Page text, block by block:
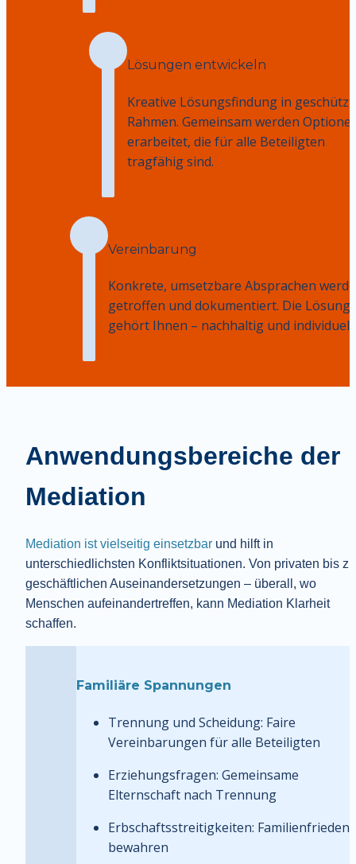
Lösungen entwickeln
Kreative Lösungsfindung in
Rahmen. Gemeinsam werden
erarbeitet, die für alle Beteiligten
tragfähig sind.
Vereinbarung
Konkrete, umsetzbare Absprachen
getroffen und dokumentiert. Die Lösung
gehört Ihnen – nachhaltig und individuell.
Anwendungsbereiche der
Mediation
Mediation ist vielseitig einsetzbar und hilft in
unterschiedlichsten Konfliktsituationen. Von privaten bis zu
geschäftlichen Auseinandersetzungen – überall, wo
Menschen aufeinandertreffen, kann Mediation Klarheit
schaffen.
Familiäre Spannungen
Trennung und Scheidung: Faire
Vereinbarungen für alle Beteiligten
Erziehungsfragen: Gemeinsame
Elternschaft nach Trennung
Erbschaftsstreitigkeiten: Familienfrieden
bewahren